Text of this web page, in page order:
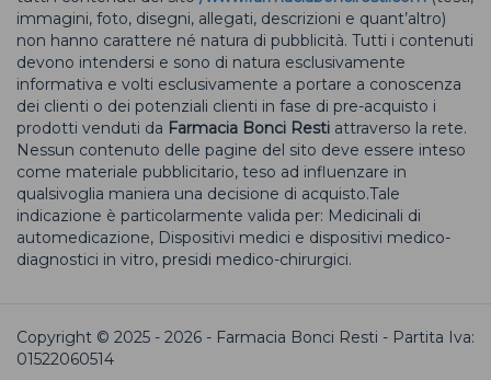
immagini, foto, disegni, allegati, descrizioni e quant’altro)
non hanno carattere né natura di pubblicità. Tutti i contenuti
devono intendersi e sono di natura esclusivamente
informativa e volti esclusivamente a portare a conoscenza
dei clienti o dei potenziali clienti in fase di pre-acquisto i
prodotti venduti da Farmacia Bonci Resti attraverso la rete.
Nessun contenuto delle pagine del sito deve essere inteso
come materiale pubblicitario, teso ad influenzare in
qualsivoglia maniera una decisione di acquisto.Tale
indicazione è particolarmente valida per: Medicinali di
automedicazione, Dispositivi medici e dispositivi medico-
diagnostici in vitro, presidi medico-chirurgici.
Copyright © 2025 - 2026 - Farmacia Bonci Resti - Partita Iva:
01522060514